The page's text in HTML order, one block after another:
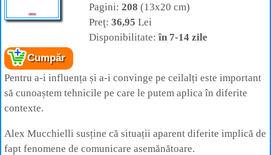
Cumpăr
Pagini: 208 (13x20 cm)
Preţ: 36,95 Lei
Disponibilitate:în 7-14 zile
Pentru a-i influența și a-i convinge pe ceilalți este important
să cunoaștem tehnicile pe care le putem aplica în diferite
contexte.
Alex Mucchielli susține că situații aparent diferite implică de
fapt fenomene de comunicare asemănătoare.